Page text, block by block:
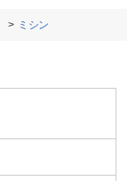
ミシン